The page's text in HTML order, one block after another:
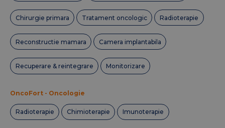
Chirurgie primara Tratament oncologic Radioterapie
Reconstructie mamara Camera implantabila
Recuperare & reintegrare Monitorizare
OncoFort - Oncologie
Radioterapie Chimioterapie Imunoterapie